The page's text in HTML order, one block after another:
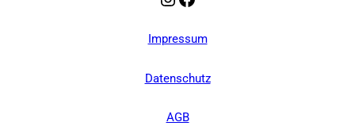
Impressum
Datenschutz
AGB